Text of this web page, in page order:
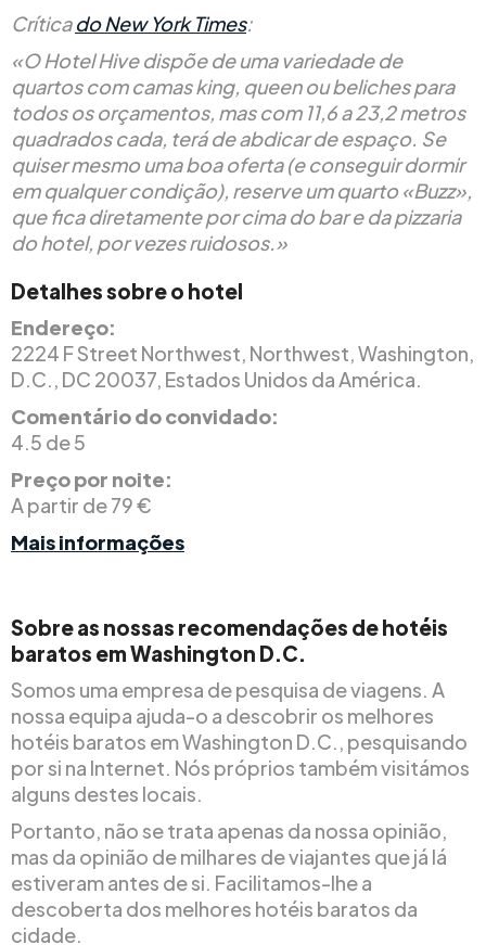
Críticado New York Times:
«O Hotel Hive dispõe de uma variedade de
quartos com camas king, queen ou beliches para
todos os orçamentos, mas com 11,6 a 23,2 metros
quadrados cada, terá de abdicar de espaço. Se
quiser mesmo uma boa oferta (e conseguir dormir
em qualquer condição), reserve um quarto «Buzz»,
que fica diretamente por cima do bar e da pizzaria
do hotel, por vezes ruidosos.»
Detalhes sobre o hotel
Endereço:
2224 F Street Northwest, Northwest, Washington,
D.C., DC 20037, Estados Unidos da América.
Comentário do convidado:
4.5 de 5
Preço por noite:
A partir de 79 €
Mais informações
Sobre as nossas recomendações de hotéis
baratos em Washington D.C.
Somos uma empresa de pesquisa de viagens. A
nossa equipa ajuda-o a descobrir os melhores
hotéis baratos em Washington D.C., pesquisando
por si na Internet. Nós próprios também visitámos
alguns destes locais.
Portanto, não se trata apenas da nossa opinião,
mas da opinião de milhares de viajantes que já lá
estiveram antes de si. Facilitamos-lhe a
descoberta dos melhores hotéis baratos da
cidade.